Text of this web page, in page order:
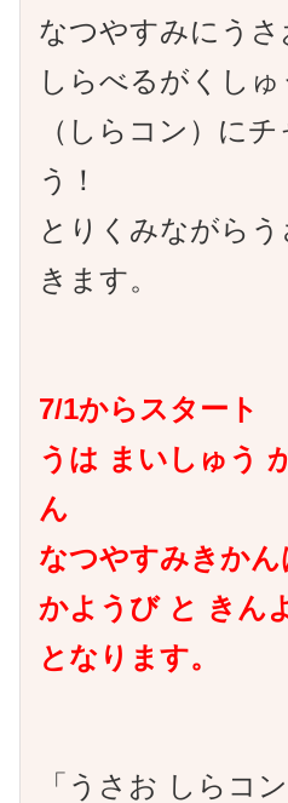
なつやすみにう
しらべるがくし
（しらコン）に
う！
とりくみながら
きます。
7/1からスタート
うは まいしゅう
ん
なつやすみきかん
かようび と きん
となります。
「うさお しらコ